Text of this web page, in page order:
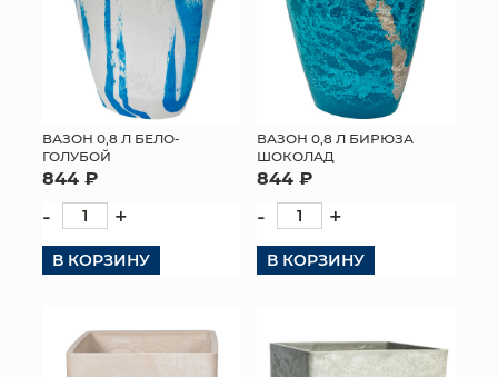
ИСКУССТВЕННЫЕ ЦВЕТЫ
ПАКЕТЫ И СУМКИ
ТОРГОВЫЙ ЦЕНТР
ОПТОВЫМ КЛИЕНТАМ
ДОСТАВКА И ОПЛАТА
ВАЗОН 0,8 Л БЕЛО-
ГОЛУБОЙ
844 ₽
- +
В КОРЗИНУ
ВАЗОН 0,8 Л БИРЮЗА
ШОКОЛАД
844 ₽
- +
В КОРЗИНУ